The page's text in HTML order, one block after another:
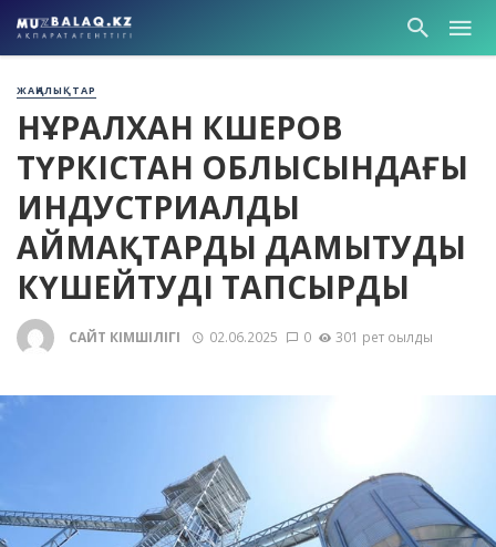
ЖАҢАЛЫҚТАР
НҰРАЛХАН КӨШЕРОВ
ТҮРКІСТАН ОБЛЫСЫНДАҒЫ
ИНДУСТРИАЛДЫ
АЙМАҚТАРДЫ ДАМЫТУДЫ
КҮШЕЙТУДІ ТАПСЫРДЫ
САЙТ ӘКІМШІЛІГІ 02.06.2025 0 301 рет оқылды